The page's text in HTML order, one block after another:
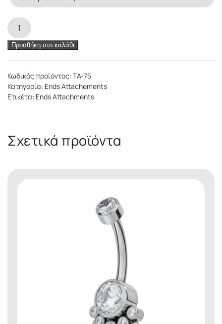
Flat
Heart
End
ποσότητα
Προσθήκη στο καλάθι
Κωδικός προϊόντος: TA-75
Κατηγορία: Ends Attachements
Ετικέτα: Ends Attachments
Σχετικά προϊόντα